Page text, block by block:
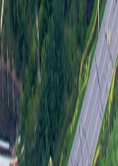
做好
六是
利用
七是
公开